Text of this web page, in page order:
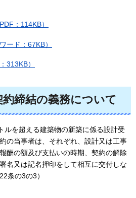
：114KB）
ード：67KB）
313KB）
締結の義務について
ルを超える建築物の新築に係る設計受
の当事者は、それぞれ、設計又は工事
酬の額及び支払いの時期、契約の解除
名又は記名押印をして相互に交付しな
条の3の3）